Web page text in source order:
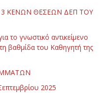
ΚΕΝΩΝ ΘΕΣΕΩΝ ΔΕΠ ΤΟΥ
το γνωστικό αντικείμενο
βαθμίδα του Καθηγητή της
2025